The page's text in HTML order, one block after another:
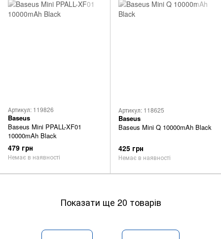
Артикул: 119826
Baseus
Baseus Mini PPALL-XF01
10000mAh Black
479 грн
Немає в наявності
Артикул: 118625
Baseus
Baseus Mini Q 10000mAh Black
425 грн
Немає в наявності
Показати ще 20 товарів